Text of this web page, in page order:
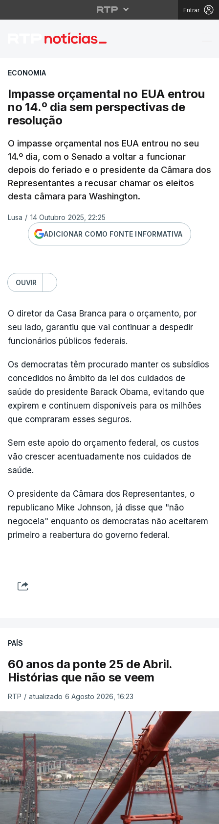
Entrar
Impasse orçamental
ECONOMIA
Impasse orçamental no EUA entrou
no 14.º dia sem perspectivas de
resolução
O impasse orçamental nos EUA entrou no seu
14.º dia, com o Senado a voltar a funcionar
depois do feriado e o presidente da Câmara dos
Representantes a recusar chamar os eleitos
desta câmara para Washington.
Lusa / 14 Outubro 2025, 22:25
ADICIONAR COMO FONTE INFORMATIVA
OUVIR
O diretor da Casa Branca para o orçamento, por
seu lado, garantiu que vai continuar a despedir
funcionários públicos federais.
Os democratas têm procurado manter os subsídios
concedidos no âmbito da lei dos cuidados de
saúde do presidente Barack Obama, evitando que
expirem e continuem disponíveis para os milhões
que compraram esses seguros.
Sem este apoio do orçamento federal, os custos
vão crescer acentuadamente nos cuidados de
saúde.
O presidente da Câmara dos Representantes, o
republicano Mike Johnson, já disse que "não
negoceia" enquanto os democratas não aceitarem
primeiro a reabertura do governo federal.
PAÍS
60 anos da ponte 25 de Abril.
Histórias que não se veem
RTP / atualizado 6 Agosto 2026, 16:23